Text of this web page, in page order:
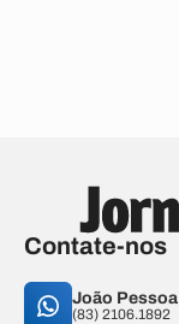
Contate-nos
João Pessoa
(83) 2106.1892